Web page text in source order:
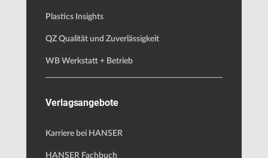
Plastics Insights
QZ Qualität und Zuverlässigkeit
WB Werkstatt + Betrieb
Verlagsangebote
Karriere bei HANSER
HANSER Fachbuch